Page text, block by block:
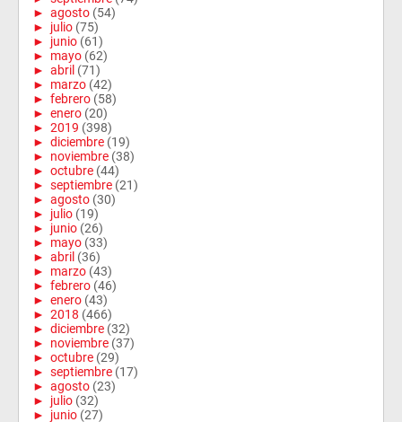
► agosto (54)
► julio (75)
► junio (61)
► mayo (62)
► abril (71)
► marzo (42)
► febrero (58)
► enero (20)
► 2019 (398)
► diciembre (19)
► noviembre (38)
► octubre (44)
► septiembre (21)
► agosto (30)
► julio (19)
► junio (26)
► mayo (33)
► abril (36)
► marzo (43)
► febrero (46)
► enero (43)
► 2018 (466)
► diciembre (32)
► noviembre (37)
► octubre (29)
► septiembre (17)
► agosto (23)
► julio (32)
► junio (27)